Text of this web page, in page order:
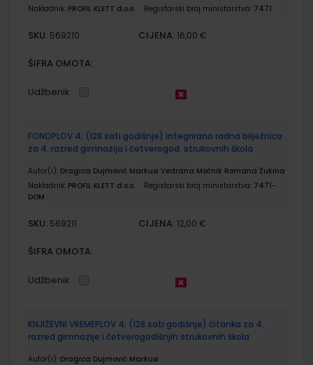
Nakladnik: PROFIL KLETT d.o.o. Registarski broj ministarstva: 7471
SKU: 569210 CIJENA: 16,00 €
ŠIFRA OMOTA:
Udžbenik
FONOPLOV 4; (128 sati godišnje) integrirana radna bilježnica
za 4. razred gimnazija i četverogod. strukovnih škola
Autor(i): Dragica Dujmović Markusi Vedrana Močnik Romana Žukina
Nakladnik: PROFIL KLETT d.o.o. Registarski broj ministarstva: 7471-
DOM
SKU: 569211 CIJENA: 12,00 €
ŠIFRA OMOTA:
Udžbenik
KNJIŽEVNI VREMEPLOV 4; (128 sati godišnje) čitanka za 4.
razred gimnazije i četverogodišnjih strukovnih škola
Autor(i): Dragica Dujmović Markusi